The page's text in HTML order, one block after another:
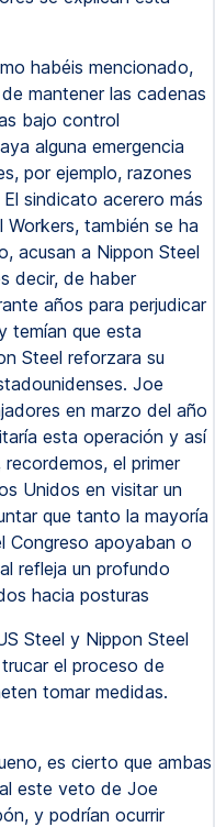
habéis mencionado,
mantener las cadenas
bajo control
alguna emergencia
por ejemplo, razones
sindicato acerero más
también se ha
acusan a Nippon Steel
decir, de haber
años para perjudicar
temían que esta
Steel reforzara su
Joe
en marzo del año
esta operación y así
el primer
Unidos en visitar un
que tanto la mayoría
Congreso apoyaban o
refleja un profundo
hacia posturas
Steel y Nippon Steel
el proceso de
tomar medidas.
es cierto que ambas
este veto de Joe
y podrían ocurrir